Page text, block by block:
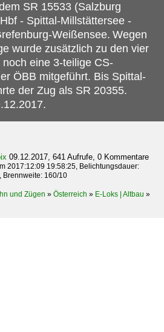
SR 15533 (Salzburg
- Spittal-Millstättersee -
Weißensee. Wegen
wurde zusätzlich zu den vier
eine 3-teilige CS-
ÖBB mitgeführt. Bis Spittal-
der Zug als SR 20355.
09.12.2017, 641 Aufrufe, 0 Kommentare
2017:12:09 19:58:25, Belichtungsdauer:
Brennweite: 160/10
und Zügen » Österreich » E-Loks | Altbau »